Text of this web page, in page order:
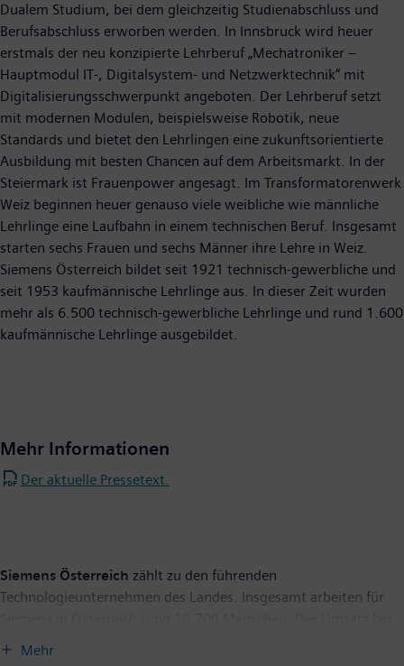
Dualem Studium, bei dem gleichzeitig Studienabschluss und
Berufsabschluss erworben werden. In Innsbruck wird heuer
erstmals der neu konzipierte Lehrberuf „Mechatroniker –
Hauptmodul IT-, Digitalsystem- und Netzwerktechnik“ mit
Digitalisierungsschwerpunkt angeboten. Der Lehrberuf setzt
mit modernen Modulen, beispielsweise Robotik, neue
Standards und bietet den Lehrlingen eine zukunftsorientierte
Ausbildung mit besten Chancen auf dem Arbeitsmarkt. In der
Steiermark ist Frauenpower angesagt. Im Transformatorenwerk
Weiz beginnen heuer genauso viele weibliche wie männliche
Lehrlinge eine Laufbahn in einem technischen Beruf. Insgesamt
starten sechs Frauen und sechs Männer ihre Lehre in Weiz.
Siemens Österreich bildet seit 1921 technisch-gewerbliche und
seit 1953 kaufmännische Lehrlinge aus. In dieser Zeit wurden
mehr als 6.500 technisch-gewerbliche Lehrlinge und rund 1.600
kaufmännische Lehrlinge ausgebildet.
Mehr Informationen
Der aktuelle Pressetext.
Siemens Österreich zählt zu den führenden
Technologieunternehmen des Landes. Insgesamt arbeiten für
im Geschäftsjahr 2018 bei rund 3,3 Milliarden Euro. Die
Mehr